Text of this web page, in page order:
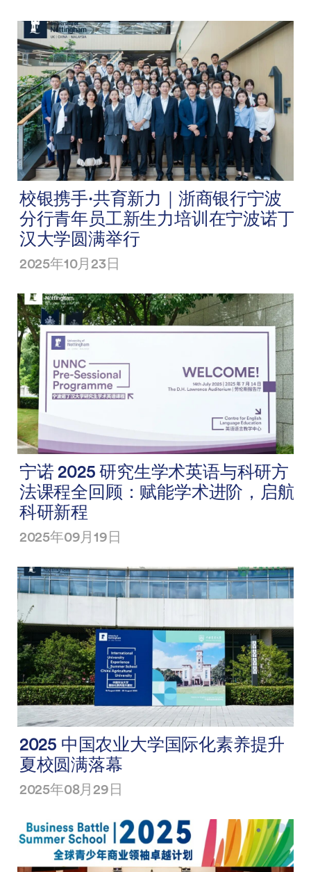
校银携手·共育新力｜浙商银行宁波
分行青年员工新生力培训在宁波诺丁
汉大学圆满举行
2025年10月23日
宁诺 2025 研究生学术英语与科研方
法课程全回顾：赋能学术进阶，启航
科研新程
2025年09月19日
2025 中国农业大学国际化素养提升
夏校圆满落幕
2025年08月29日